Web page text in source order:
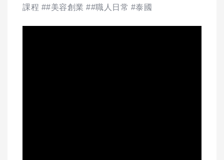
課程 ##美容創業 ##職人日常 #泰國